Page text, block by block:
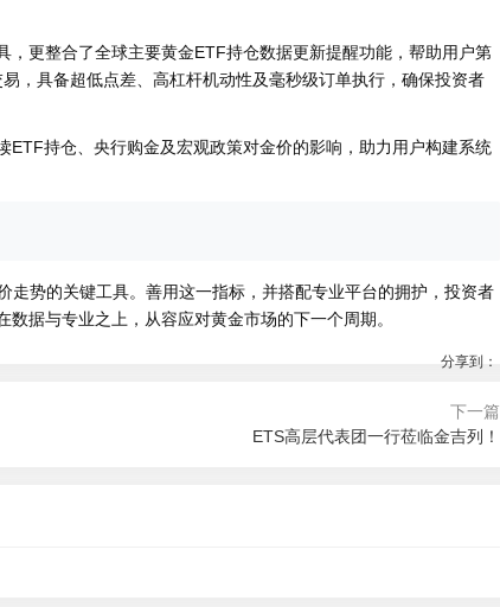
更整合了全球主要黄金ETF持仓数据更新提醒功能，帮助用户第
，具备超低点差、高杠杆机动性及毫秒级订单执行，确保投资者
持仓、央行购金及宏观政策对金价的影响，助力用户构建系统
走势的关键工具。善用这一指标，并搭配专业平台的拥护，投资者
据与专业之上，从容应对黄金市场的下一个周期。
分享到：
下一篇
ETS高层代表团一行莅临金吉列！